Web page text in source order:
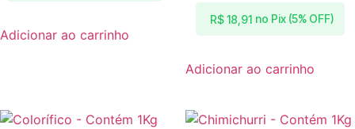
Adicionar ao carrinho
R$18,91 no Pix (5% OFF)
Adicionar ao carrinho